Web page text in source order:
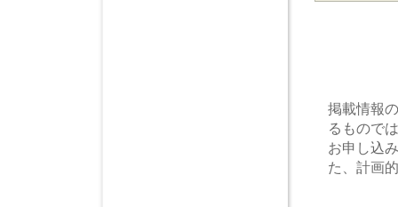
掲載情報
るもので
お申し込
た、計画